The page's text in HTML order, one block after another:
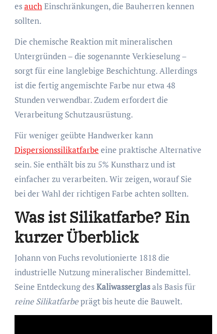
esauchEinschränkungen, die Bauherren kennen
sollten.
Die chemische Reaktion mit mineralischen
Untergründen – die sogenannte Verkieselung –
sorgt für eine langlebige Beschichtung. Allerdings
ist die fertig angemischte Farbe nur etwa 48
Stunden verwendbar. Zudem erfordert die
Verarbeitung Schutzausrüstung.
Für weniger geübte Handwerker kann
Dispersionssilikatfarbe eine praktische Alternative
sein. Sie enthält bis zu 5% Kunstharz und ist
einfacher zu verarbeiten. Wir zeigen, worauf Sie
bei der Wahl der richtigen Farbe achten sollten.
Was ist Silikatfarbe? Ein
kurzer Überblick
Johann von Fuchs revolutionierte 1818 die
industrielle Nutzung mineralischer Bindemittel.
Seine Entdeckung desKaliwasserglasals Basis für
reine Silikatfarbeprägt bis heute die Bauwelt.